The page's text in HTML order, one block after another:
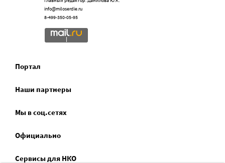
info@miloserdie.ru
8-499-350-05-95
Портал
Наши партнеры
Мы в соц.сетях
Официально
Сервисы для НКО